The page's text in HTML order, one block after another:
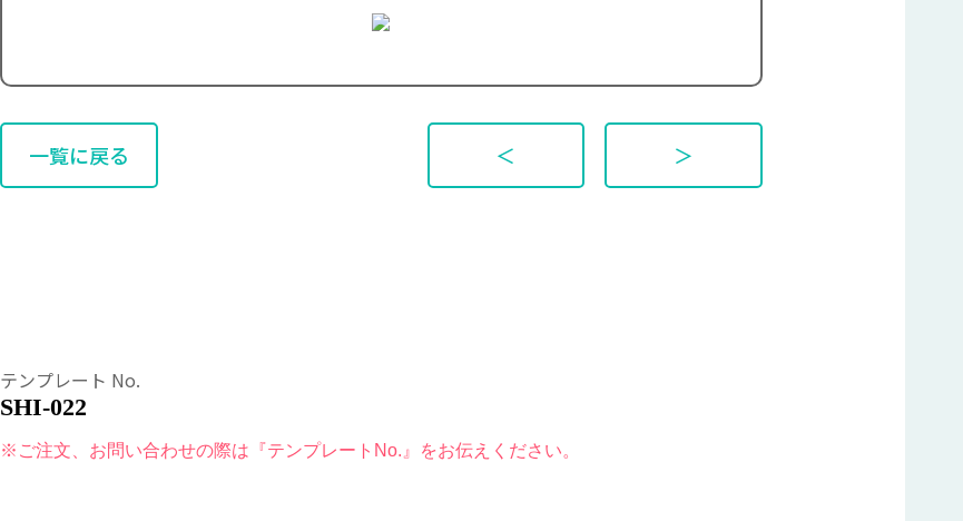
一覧に戻る ＜ ＞
テンプレート No.
SHI-022
※ご注文、お問い合わせの際は『テンプレートNo.』をお伝えください。